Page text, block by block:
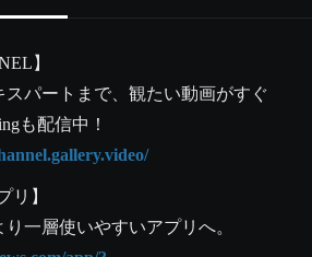
】
スパートまで、観たい動画がすぐ
も配信中！
リ】
一層使いやすいアプリへ。